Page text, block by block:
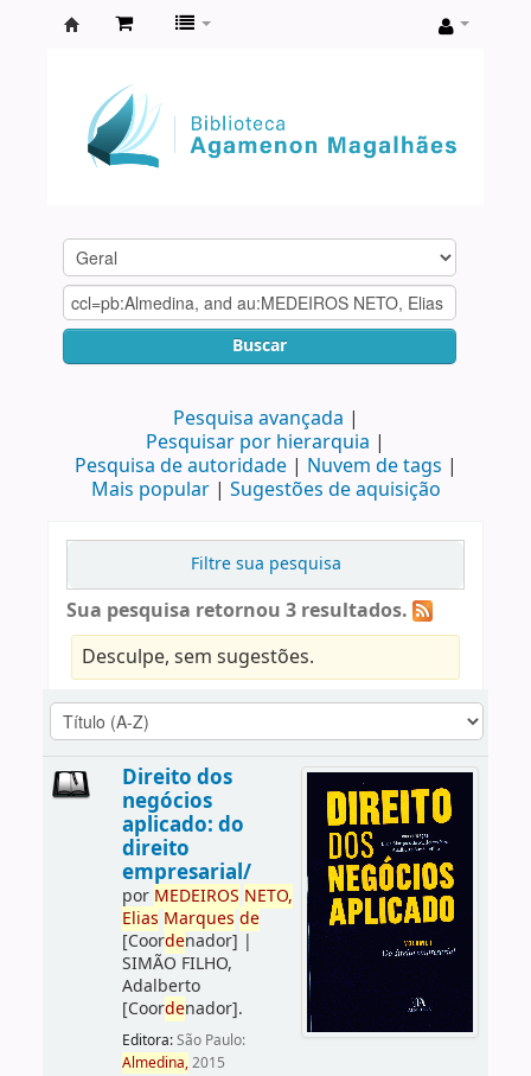
Agamenon
Magalhães
Buscar
Pesquisa avançada
Pesquisar por hierarquia
Pesquisa de autoridade
Nuvem de tags
Mais popular
Sugestões de aquisição
Filtre sua pesquisa
Sua pesquisa retornou 3 resultados.
Desculpe, sem sugestões.
Direito dos
negócios
aplicado: do
direito
empresarial/
por MEDEIROS NETO,
Elias Marques de
[Coordenador] |
SIMÃO FILHO,
Adalberto
[Coordenador].
Editora:São Paulo:
Almedina,2015